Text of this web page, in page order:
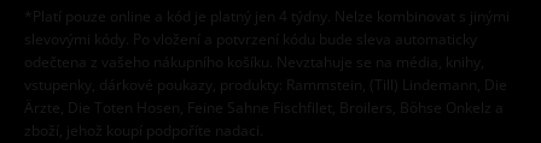
*Platí pouze online a kód je platný jen 4 týdny. Nelze kombinovat s jinými
slevovými kódy. Po vložení a potvrzení kódu bude sleva automaticky
odečtena z vašeho nákupního košíku. Nevztahuje se na média, knihy,
vstupenky, dárkové poukazy, produkty: Rammstein, (Till) Lindemann, Die
Ärzte, Die Toten Hosen, Feine Sahne Fischfilet, Broilers, Böhse Onkelz a
zboží, jehož koupí podpoříte nadaci.